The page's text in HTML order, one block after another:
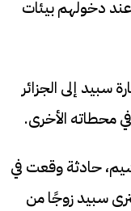
دخولهم بيئات
سبيد إلى الجزائر
محطاته الأخرى.
حادثة وقعت في
سبيد زوجًا من